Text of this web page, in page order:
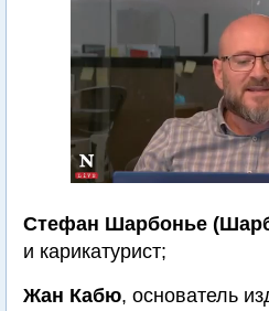
Стефан Шарбонье
и карикатурист;
Жан Кабю, основатель